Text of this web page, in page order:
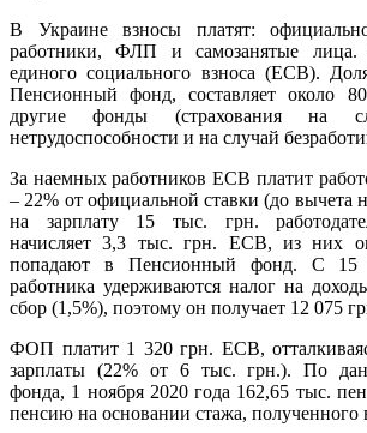
В Украине взносы платят:
работники, ФЛП и самозанятые
единого социального взноса (ЕСВ).
Пенсионный фонд, составляет около
другие фонды (страхования на
нетрудоспособности и на случай
За наемных работников ЕСВ платит
– 22% от официальной ставки (до вычета
на зарплату 15 тыс. грн.
начисляет 3,3 тыс. грн. ЕСВ, из них
попадают в Пенсионный фонд. С
работника удерживаются налог на
сбор (1,5%), поэтому он получает 12 075
ФОП платит 1 320 грн. ЕСВ,
зарплаты (22% от 6 тыс. грн.). По
фонда, 1 ноября 2020 года 162,65 тыс.
пенсию на основании стажа, полученного